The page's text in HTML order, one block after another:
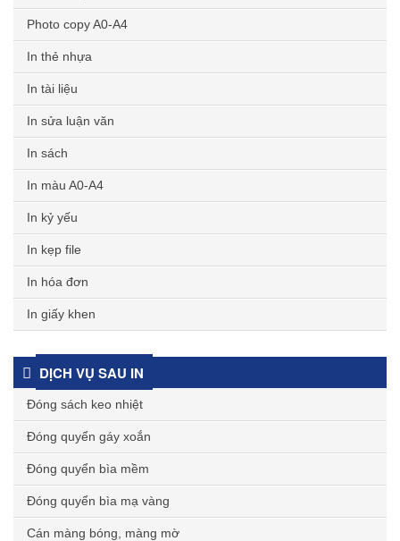
Photo copy A0-A4
In thẻ nhựa
In tài liệu
In sửa luận văn
In sách
In màu A0-A4
In kỷ yếu
In kẹp file
In hóa đơn
In giấy khen
DỊCH VỤ SAU IN
Đóng sách keo nhiệt
Đóng quyển gáy xoắn
Đóng quyển bìa mềm
Đóng quyển bìa mạ vàng
Cán màng bóng, màng mờ